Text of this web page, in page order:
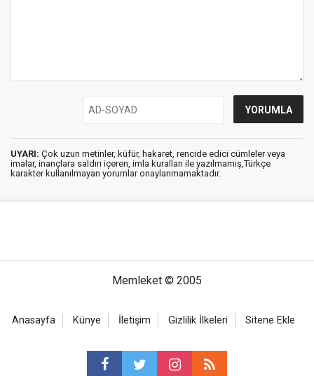
UYARI: Çok uzun metinler, küfür, hakaret, rencide edici cümleler veya
imalar, inançlara saldırı içeren, imla kuralları ile yazılmamış,Türkçe
karakter kullanılmayan yorumlar onaylanmamaktadır.
Memleket © 2005
Anasayfa Künye İletişim Gizlilik İlkeleri Sitene Ekle